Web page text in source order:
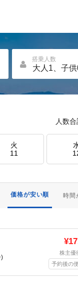
搭乗人数
人数合
火
11
価格が安い順 時間
株主優
予約後の